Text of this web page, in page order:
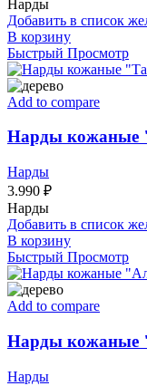
Нарды
Добавить в список
В корзину
Быстрый Просмотр
Add to compare
Нарды кожаные
Нарды
3.990 ₽
Нарды
Добавить в список
В корзину
Быстрый Просмотр
Add to compare
Нарды кожаные
Нарды